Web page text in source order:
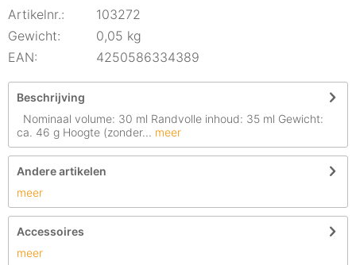
Artikelnr.:
103272
Gewicht:
0,05 kg
EAN:
4250586334389
Beschrijving
Nominaal volume: 30 ml Randvolle inhoud: 35 ml Gewicht:
ca. 46 g Hoogte (zonder... meer
Andere artikelen
meer
Accessoires
meer